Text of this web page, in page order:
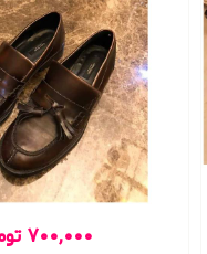
700,000 تومان